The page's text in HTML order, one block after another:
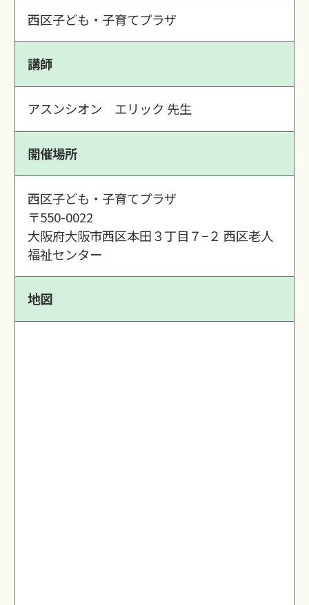
西区子ども・子育てプラザ
講師
アスンシオン エリック 先生
開催場所
西区子ども・子育てプラザ
〒550-0022
大阪府大阪市西区本田３丁目７−２ 西区老人
福祉センター
地図